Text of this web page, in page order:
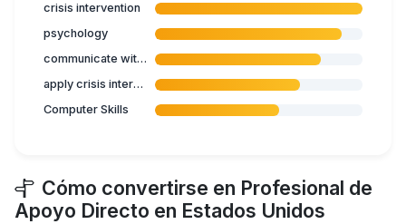
crisis intervention
psychology
communicate with youth
apply crisis intervention
Computer Skills
Cómo convertirse en Profesional de
Apoyo Directo en Estados Unidos